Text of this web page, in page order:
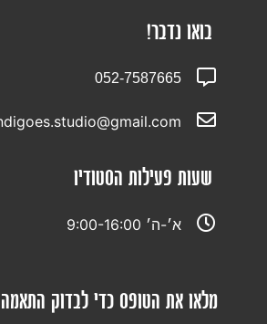
בואו נדבר!
052-7587665
שעות פעילות הסטודיו
א׳-ה׳ 9:00-16:00
מלאו את הטופס כדי לבדוק התאמה